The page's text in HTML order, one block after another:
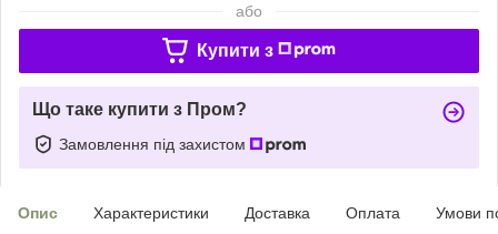
або
Купити з
Що таке купити з Пром?
Замовлення під захистом
Опис Характеристики Доставка Оплата Умови